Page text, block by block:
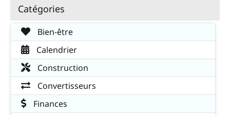
Catégories
Bien-être
Calendrier
Construction
Convertisseurs
Finances